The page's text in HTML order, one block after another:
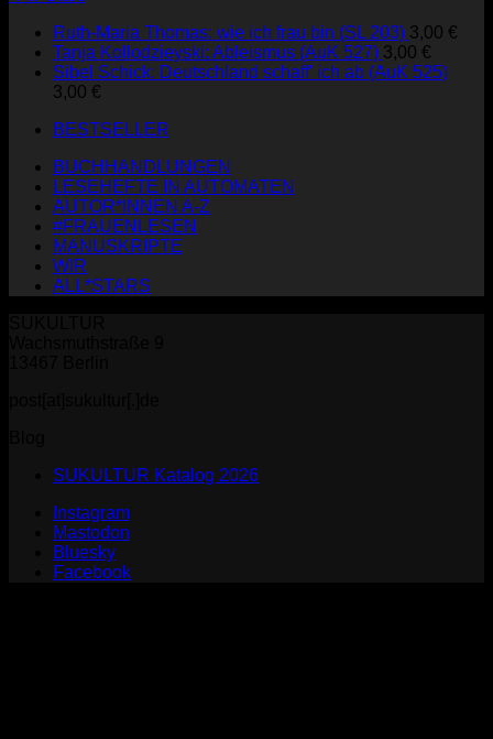
Ruth-Maria Thomas: wie ich frau bin (SL 203) 3,00 €
Tanja Kollodzieyski: Ableismus (AuK 527) 3,00 €
Sibel Schick: Deutschland schaff' ich ab (AuK 525)
3,00 €
BESTSELLER
BUCHHANDLUNGEN
LESEHEFTE IN AUTOMATEN
AUTOR*INNEN A-Z
#FRAUENLESEN
MANUSKRIPTE
WIR
ALL*STARS
SUKULTUR Katalog 2026
Instagram
Mastodon
Bluesky
Facebook